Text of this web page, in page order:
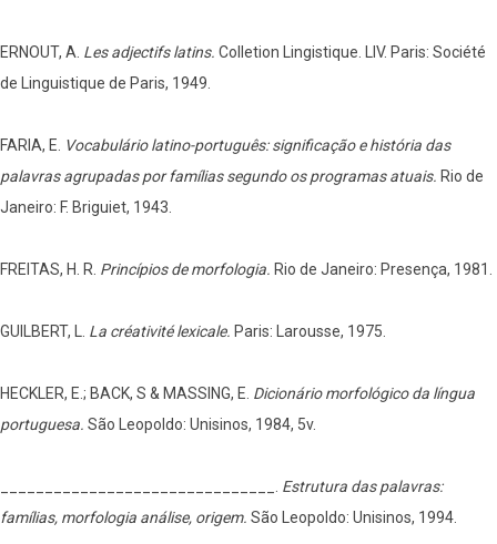
ERNOUT, A. Les adjectifs latins. Colletion Lingistique. LIV. Paris: Société
de Linguistique de Paris, 1949.
FARIA, E. Vocabulário latino-português: significação e história das
palavras agrupadas por famílias segundo os programas atuais. Rio de
Janeiro: F. Briguiet, 1943.
FREITAS, H. R. Princípios de morfologia. Rio de Janeiro: Presença, 1981.
GUILBERT, L. La créativité lexicale. Paris: Larousse, 1975.
HECKLER, E.; BACK, S & MASSING, E. Dicionário morfológico da língua
portuguesa. São Leopoldo: Unisinos, 1984, 5v.
Estrutura das palavras:
famílias, morfologia análise, origem. São Leopoldo: Unisinos, 1994.